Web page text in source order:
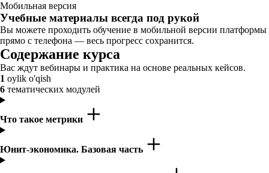
Мобильная версия
Учебные материалы всегда под рукой
Вы можете проходить обучение в мобильной версии платформы
прямо с телефона — весь прогресс сохранится.
Содержание курса
Вас ждут вебинары и практика на основе реальных кейсов.
1 oylik o'qish
6 тематических модулей
Что такое метрики
Юнит-экономика. Базовая часть